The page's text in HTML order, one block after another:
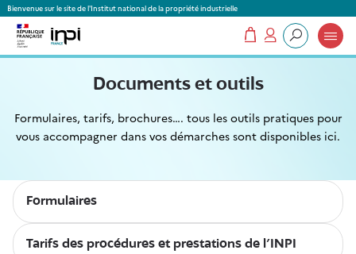
Bienvenue sur le site de l'Institut national de la propriété industrielle
Que recherchez-vous ?
Mon compte
Mon panier
Documents et outils
Formulaires, tarifs, brochures…. tous les outils pratiques pour
vous accompagner dans vos démarches sont disponibles ici.
Formulaires
Tarifs des procédures et prestations de l'INPI
Panneau de gestion des cookies